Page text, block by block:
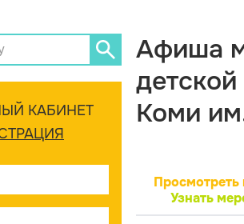
КАБИНЕТ
Афиша
Коми
Просмотреть
Узнать